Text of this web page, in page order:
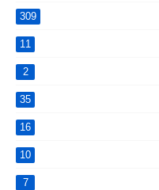
309
11
2
35
16
10
7